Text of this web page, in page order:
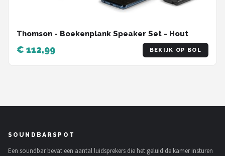
Thomson - Boekenplank Speaker Set - Hout
€ 112,99 BEKIJK OP BOL
SOUNDBARSPOT
Een soundbar bevat een aantal luidsprekers die het geluid de kamer insturen